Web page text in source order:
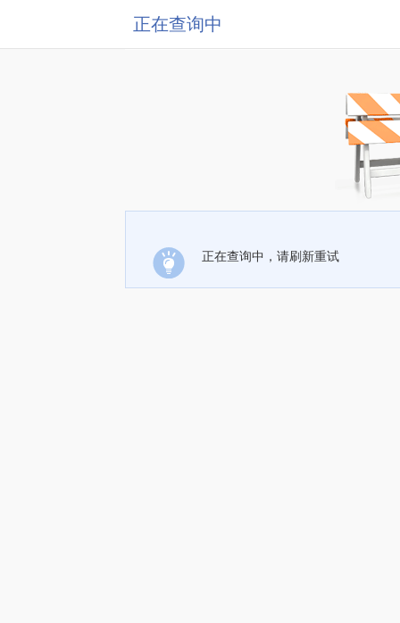
正在查询中
正在查询中，请刷新重试